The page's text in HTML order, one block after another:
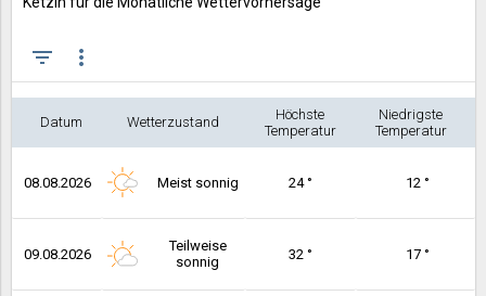
filter_list more_vert
Datum Wetterzustand
Höchste
Temperatur
Niedrigste
Temperatur
08.08.2026 Meist sonnig 24 ° 12 °
09.08.2026
Teilweise
sonnig
32 ° 17 °